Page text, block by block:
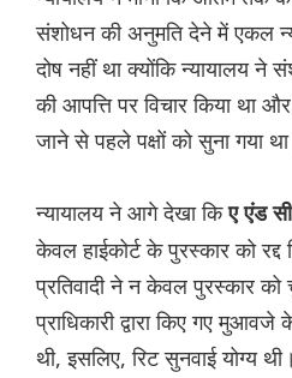
संशोधन की अनुमति देने में एकल
दोष नहीं था क्योंकि न्यायालय ने
की आपत्ति पर विचार किया था
जाने से पहले पक्षों को सुना गया
न्यायालय ने आगे देखा किए एंड
केवल हाईकोर्ट के पुरस्कार को
प्रतिवादी ने न केवल पुरस्कार को
प्राधिकारी द्वारा किए गए मुआवजे
थी, इसलिए, रिट सुनवाई योग्य थी।